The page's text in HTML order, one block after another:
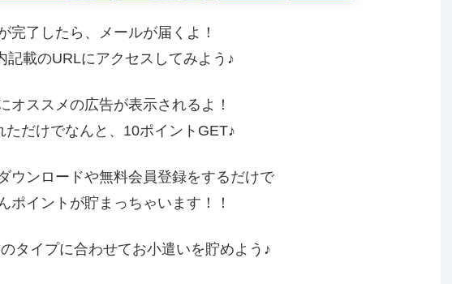
完了したら、メールが届くよ！
記載のURLにアクセスしてみよう♪
オススメの広告が表示されるよ！
ただけでなんと、10ポイントGET♪
ウンロードや無料会員登録をするだけで
ポイントが貯まっちゃいます！！
タイプに合わせてお小遣いを貯めよう♪